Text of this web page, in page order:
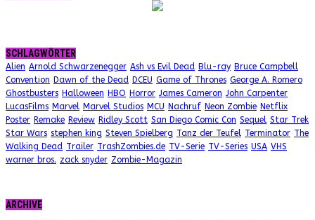
SCHLAGWÖRTER
Alien Arnold Schwarzenegger Ash vs Evil Dead Blu-ray Bruce Campbell
Convention Dawn of the Dead DCEU Game of Thrones George A. Romero
Ghostbusters Halloween HBO Horror James Cameron John Carpenter
LucasFilms Marvel Marvel Studios MCU Nachruf Neon Zombie Netflix
Poster Remake Review Ridley Scott San Diego Comic Con Sequel Star Trek
Star Wars stephen king Steven Spielberg Tanz der Teufel Terminator The
Walking Dead Trailer TrashZombies.de TV-Serie TV-Series USA VHS
warner bros. zack snyder Zombie-Magazin
ARCHIVE